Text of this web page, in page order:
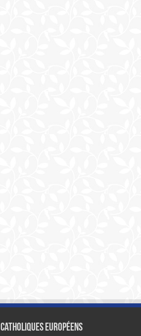
Catholiques européens